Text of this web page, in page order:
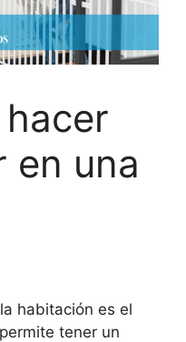
en una
habitación es el
tener un